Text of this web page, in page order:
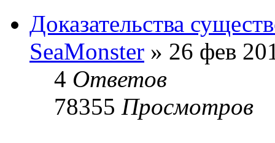
Доказательства
SeaMonster » 26 фев
4 Ответов
78355 Просмотров